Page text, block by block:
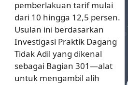
pemberlakuan tarif mulai
dari 10 hingga 12,5 persen.
Usulan ini berdasarkan
Investigasi Praktik Dagang
Tidak Adil yang dikenal
sebagai Bagian 301—alat
untuk mengambil alih